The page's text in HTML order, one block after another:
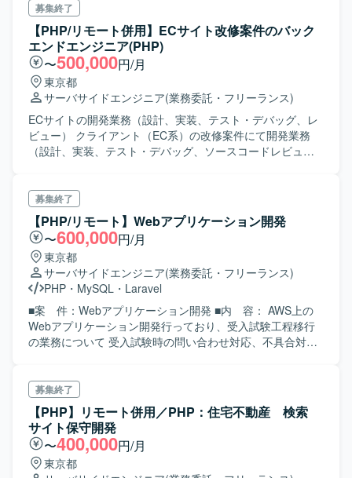
募集終了
【PHP/リモート併用】ECサイト改修案件のバック
エンドエンジニア(PHP)
〜500,000円/月
東京都
サーバサイドエンジニア(業務委託・フリーランス)
ECサイトの開発業務（設計、実装、テスト・デバッグ、レ
ビュー） クライアント（EC系）の改修案件にて開発業務
（設計、実装、テスト・デバッグ、ソースコードレビュ
解、影響範囲の把握と要件に応じた適切なコーディングや
レビューを行っていただきます。 以下、今回の案件の技術
スタックです。 開発言語：PHP7 フレームワーク：
Symfony3 DB：Aurora MySQL互換（Amazon RDS） OS：
募集終了
【PHP/リモート】Webアプリケーション開発
〜600,000円/月
東京都
サーバサイドエンジニア(業務委託・フリーランス)
PHP ・ MySQL ・ Laravel
■案 件：Webアプリケーション開発 ■内 容： AWS上の
Webアプリケーション開発行っており、受入試験工程移行
の業務について 受入試験時の問い合わせ対応、不具合対
っていただきます。リリースは、9月中旬を予定。 その他の
Webアプリケーション開発も行っており、上記案件の繁忙
期が終わった場合は、 他のWebアプリケーション業務も実
施いただきます。 ■必 須： 5年以上のPHP開発技術者 DB
の知識 ■尚 可： Laravel DB MySQL
募集終了
【PHP】リモート併用／PHP：住宅不動産 検索
サイト保守開発
〜400,000円/月
東京都